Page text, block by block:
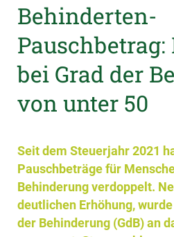
Behinderten-
bei Grad der
von unter 50
Seit dem Steuerjahr 2021
Pauschbeträge für
Behinderung verdoppelt.
deutlichen Erhöhung,
der Behinderung (GdB) an